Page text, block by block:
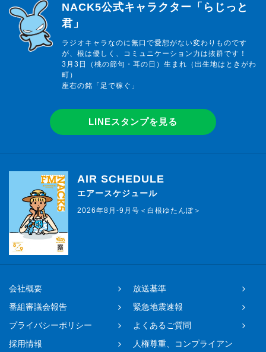
らじっと君
NACK5公式キャラクター「らじっと
君」
ラジオキャラなのに無口で愛想がない変わりものです
が、根は優しく、コミュニケーション力は抜群です！
3月3日（桃の節句・耳の日）生まれ（出生地はときがわ
町）
座右の銘「足で稼ぐ」
LINEスタンプを見る
AIR SCHEDULE
エアースケジュール
2026年8月-9月号＜白根ゆたんぽ＞
会社概要
放送基準
番組審議会報告
緊急地震速報
プライバシーポリシー
よくあるご質問
採用情報
人権尊重、コンプライアン